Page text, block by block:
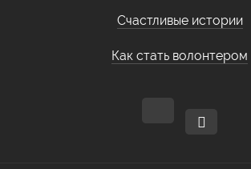
Счастливые истории
Как стать волонтером